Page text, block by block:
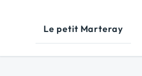
Le petit Marteray